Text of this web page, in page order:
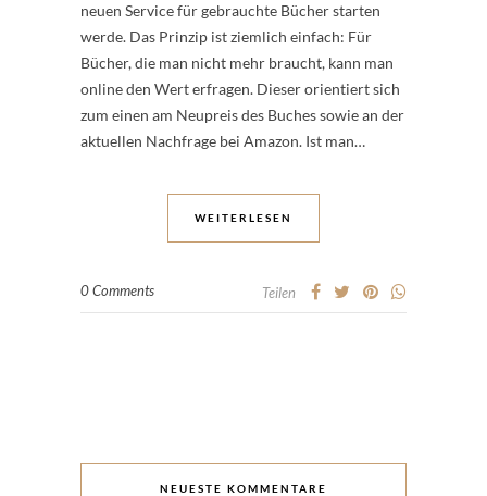
neuen Service für gebrauchte Bücher starten
werde. Das Prinzip ist ziemlich einfach: Für
Bücher, die man nicht mehr braucht, kann man
online den Wert erfragen. Dieser orientiert sich
zum einen am Neupreis des Buches sowie an der
aktuellen Nachfrage bei Amazon. Ist man…
WEITERLESEN
0 Comments Teilen
NEUESTE KOMMENTARE